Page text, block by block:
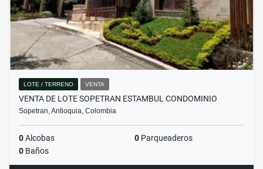
LOTE / TERRENO VENTA
VENTA DE LOTE SOPETRAN ESTAMBUL CONDOMINIO
Sopetran, Antioquia, Colombia
0Alcobas 0 Parqueaderos
0 Baños